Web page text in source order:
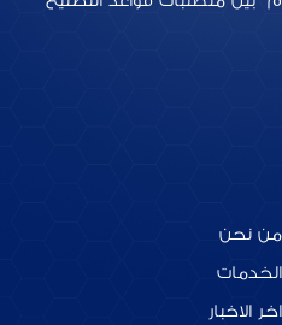
من نحن
الخدمات
اخر الاخبار